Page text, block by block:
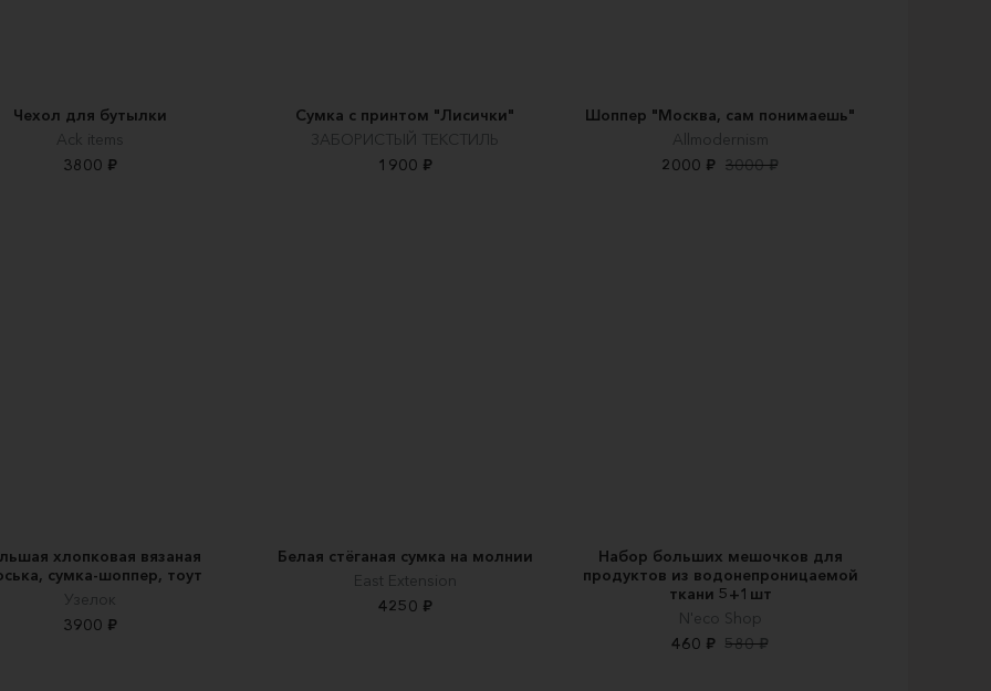
Чехол для бутылки
Ack items
3800 ₽
Сумка с принтом "Лисички"
ЗАБОРИСТЫЙ ТЕКСТИЛЬ
1900 ₽
Шоппер "Москва, сам понимаешь"
Allmodernism
2000 ₽ 3000 ₽
хлопковая вязаная
сумка-шоппер, тоут
Узелок
3900 ₽
Белая стёганая сумка на молнии
East Extension
4250 ₽
Набор больших мешочков для
продуктов из водонепроницаемой
ткани 5+1шт
N'eco Shop
460 ₽ 580 ₽